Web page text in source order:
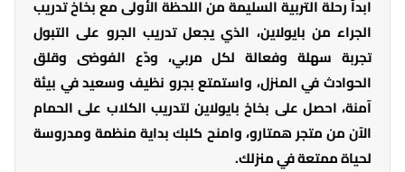
ابدأ رحلة التربية السليمة من اللحظة الأولى مع بخاخ تدريب
الجراء من بايولاين، الذي يجعل تدريب الجرو على التبول
تجربة سهلة وفعالة لكل مربي، ودّع الفوضى وقلق
الحوادث في المنزل، واستمتع بجرو نظيف وسعيد في بيئة
آمنة، احصل على بخاخ بايولاين لتدريب الكلاب على الحمام
الآن من متجر همتارو، وامنح كلبك بداية منظمة ومدروسة
لحياة ممتعة في منزلك.